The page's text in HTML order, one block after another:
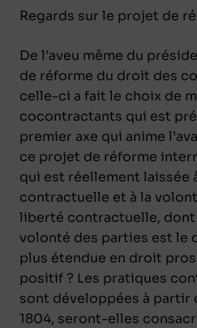
Regards sur le projet de
De l’aveu même du
de réforme du droit des
celle-ci a fait le choix de
cocontractants qui est
premier axe qui anime
ce projet de réforme
qui est réellement laissée
contractuelle et à la
liberté contractuelle, dont
volonté des parties est le
plus étendue en droit
positif ? Les pratiques
sont développées à partir
1804, seront-elles